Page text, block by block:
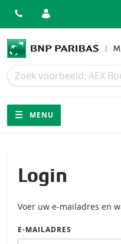
Zoek
Zoek
Navigatie
Site
MENU
Login
Voer uw e-mailadres en
E-MAILADRES